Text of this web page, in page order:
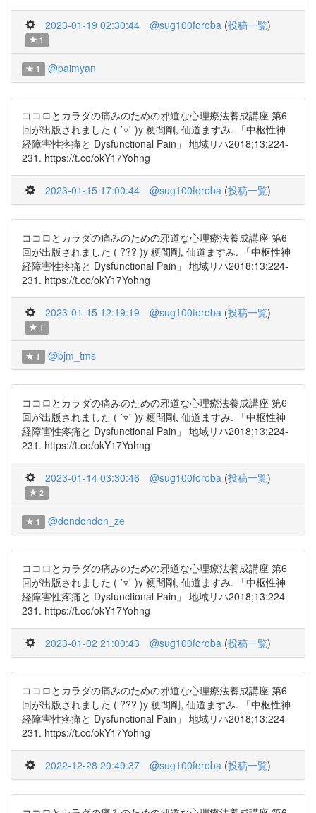
2023-01-19 02:30:44 @sug100foroba (投稿一覧)
1
1 @paimyan
ココロとカラダの痛みのための邪道な心理療法養成講座 第6
回が出版されました ( ˙▿˙ )y 粳間剛, 仙道ますみ. 「中枢性神
経障害性疼痛と Dysfunctional Pain」 地域リハ2018;13:224-
231. https://t.co/okY17Yohng
2023-01-15 17:00:44 @sug100foroba (投稿一覧)
ココロとカラダの痛みのための邪道な心理療法養成講座 第6
回が出版されました ( ??? )y 粳間剛, 仙道ますみ. 「中枢性神
経障害性疼痛と Dysfunctional Pain」 地域リハ2018;13:224-
231. https://t.co/okY17Yohng
2023-01-15 12:19:19 @sug100foroba (投稿一覧)
1
1 @bjm_tms
ココロとカラダの痛みのための邪道な心理療法養成講座 第6
回が出版されました ( ˙▿˙ )y 粳間剛, 仙道ますみ. 「中枢性神
経障害性疼痛と Dysfunctional Pain」 地域リハ2018;13:224-
231. https://t.co/okY17Yohng
2023-01-14 03:30:46 @sug100foroba (投稿一覧)
2
1 @dondondon_ze
ココロとカラダの痛みのための邪道な心理療法養成講座 第6
回が出版されました ( ˙▿˙ )y 粳間剛, 仙道ますみ. 「中枢性神
経障害性疼痛と Dysfunctional Pain」 地域リハ2018;13:224-
231. https://t.co/okY17Yohng
2023-01-02 21:00:43 @sug100foroba (投稿一覧)
ココロとカラダの痛みのための邪道な心理療法養成講座 第6
回が出版されました ( ??? )y 粳間剛, 仙道ますみ. 「中枢性神
経障害性疼痛と Dysfunctional Pain」 地域リハ2018;13:224-
231. https://t.co/okY17Yohng
2022-12-28 20:49:37 @sug100foroba (投稿一覧)